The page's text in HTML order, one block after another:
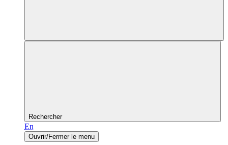
Rechercher
En
Ouvrir/Fermer le menu